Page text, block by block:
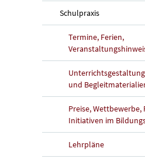
Schulpraxis
Termine, Ferien,
und
Preise, Wettbewerbe,
Initiativen im
Lehrpläne